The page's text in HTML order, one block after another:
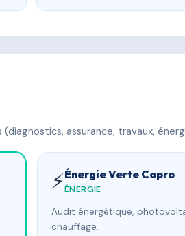
assurance, travaux,
⚡Énergie Verte Copro
ÉNERGIE
Audit énergétique,
chauffage.